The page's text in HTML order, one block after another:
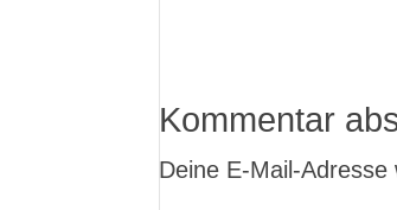
Kommentar
Deine E-Mail-